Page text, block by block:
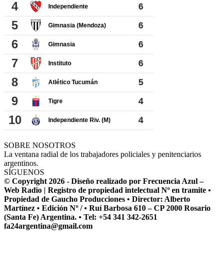
SOBRE NOSOTROS
La ventana radial de los trabajadores policiales y penitenciarios
argentinos.
SÍGUENOS
© Copyright 2026 - Diseño realizado por Frecuencia Azul –
Web Radio | Registro de propiedad intelectual Nº en tramite •
Propiedad de Gaucho Producciones • Director: Alberto
Martínez • Edición Nº / • Ruí Barbosa 610 – CP 2000 Rosario
(Santa Fe) Argentina. • Tel: +54 341 342-2651
fa24argentina@gmail.com